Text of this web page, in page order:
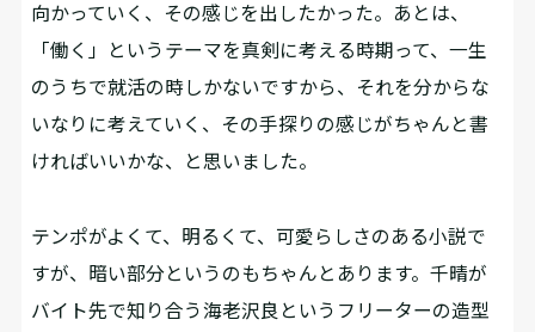
向かっていく、その感じを出したかった。あとは、
「働く」というテーマを真剣に考える時期って、一生
のうちで就活の時しかないですから、それを分からな
いなりに考えていく、その手探りの感じがちゃんと書
ければいいかな、と思いました。
――テンポがよくて、明るくて、可愛らしさのある小説で
すが、暗い部分というのもちゃんとあります。千晴が
バイト先で知り合う海老沢良というフリーターの造型